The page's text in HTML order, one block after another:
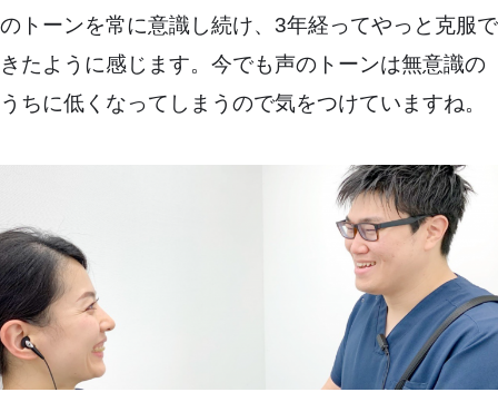
のトーンを常に意識し続け、3年経ってやっと克服で
きたように感じます。今でも声のトーンは無意識の
うちに低くなってしまうので気をつけていますね。